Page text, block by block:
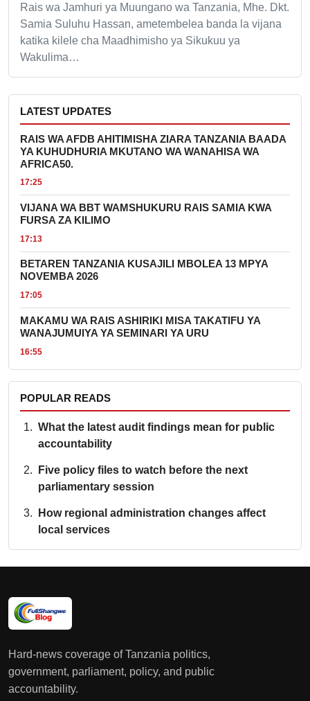
Rais wa Jamhuri ya Muungano wa Tanzania, Mhe. Dkt.
Samia Suluhu Hassan, ametembelea banda la vijana
katika kilele cha Maadhimisho ya Sikukuu ya
Wakulima…
LATEST UPDATES
RAIS WA AFDB AHITIMISHA ZIARA TANZANIA BAADA
YA KUHUDHURIA MKUTANO WA WANAHISA WA
AFRICA50.
17:25
VIJANA WA BBT WAMSHUKURU RAIS SAMIA KWA
FURSA ZA KILIMO
17:13
BETAREN TANZANIA KUSAJILI MBOLEA 13 MPYA
NOVEMBA 2026
17:05
MAKAMU WA RAIS ASHIRIKI MISA TAKATIFU YA
WANAJUMUIYA YA SEMINARI YA URU
16:55
POPULAR READS
What the latest audit findings mean for public
accountability
Five policy files to watch before the next
parliamentary session
How regional administration changes affect
local services
Hard-news coverage of Tanzania politics,
government, parliament, policy, and public
accountability.